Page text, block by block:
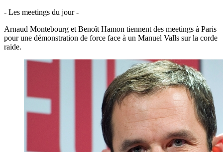
- Les meetings du jour -
Arnaud Montebourg et Benoît Hamon tiennent des meetings à Paris
pour une démonstration de force face à un Manuel Valls sur la corde
raide.